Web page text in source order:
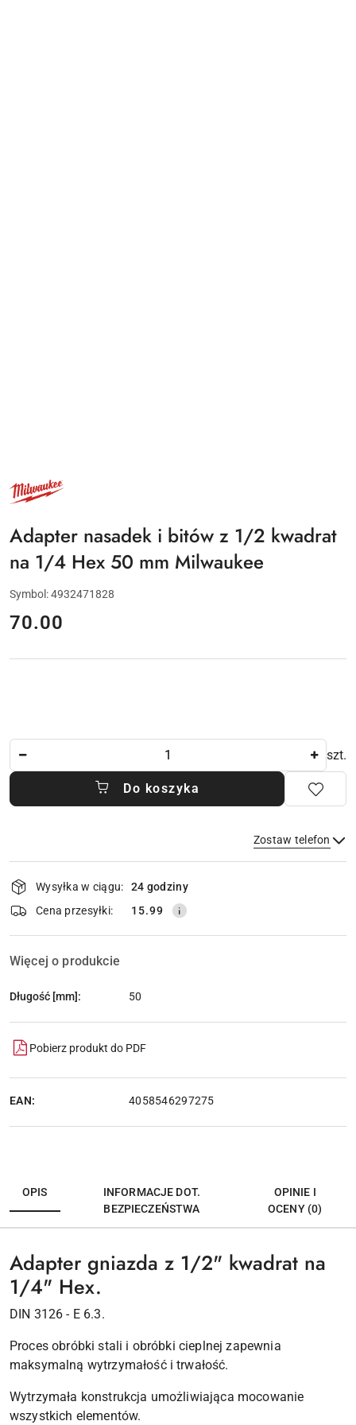
NAZWA
PRODUCENTA:
MILWAUKEE
Adapter nasadek i bitów z 1/2 kwadrat
na 1/4 Hex 50 mm Milwaukee
Symbol:4932471828
cena:
70.00
szt.
Do koszyka
Zostaw telefon
Wyślij
Dostępność
i
dostawa
Wysyłka w ciągu:
24 godziny
Cena przesyłki:
15.99
Więcej o produkcie
Długość [mm]: 50
Pobierz produkt do PDF
EAN: 4058546297275
OPIS
INFORMACJE DOT.
BEZPIECZEŃSTWA
OPINIE I
OCENY (0)
Adapter gniazda z 1/2" kwadrat na
1/4" Hex.
DIN 3126 - E 6.3.
Proces obróbki stali i obróbki cieplnej zapewnia
maksymalną wytrzymałość i trwałość.
Wytrzymała konstrukcja umożliwiająca mocowanie
wszystkich elementów.